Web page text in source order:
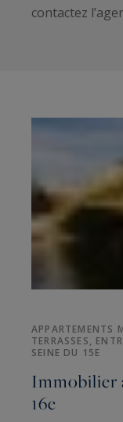
contactez
APPARTEMENTS
TERRASSES,
SEINE DU 15E
Immobilier
16e